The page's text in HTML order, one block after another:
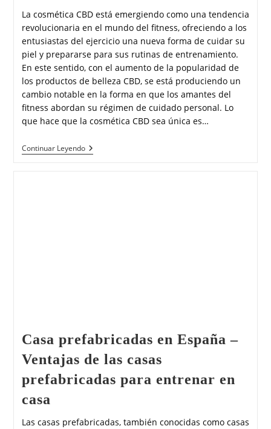
La cosmética CBD está emergiendo como una tendencia
revolucionaria en el mundo del fitness, ofreciendo a los
entusiastas del ejercicio una nueva forma de cuidar su
piel y prepararse para sus rutinas de entrenamiento.
En este sentido, con el aumento de la popularidad de
los productos de belleza CBD, se está produciendo un
cambio notable en la forma en que los amantes del
fitness abordan su régimen de cuidado personal. Lo
que hace que la cosmética CBD sea única es…
Continuar Leyendo
Casa prefabricadas en España –
Ventajas de las casas
prefabricadas para entrenar en
casa
Las casas prefabricadas, también conocidas como casas